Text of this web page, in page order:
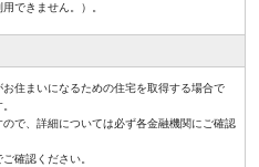
できません。）。
住まいになるための住宅を取得する場合で
で、詳細については必ず各金融機関にご確認
ご確認ください。